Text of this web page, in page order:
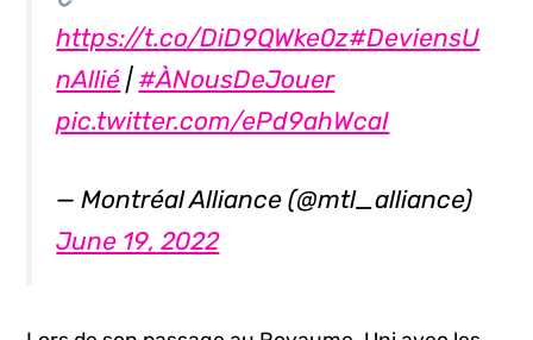
https://t.co/DiD9QWke0z#DeviensU
nAllié | #ÀNousDeJouer
pic.twitter.com/ePd9ahWcaI
— Montréal Alliance (@mtl_alliance)
June 19, 2022